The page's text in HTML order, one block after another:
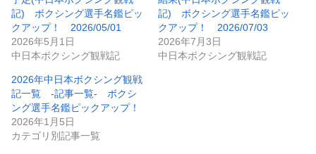
記) ボクシング選手名鑑ピッ
クアップ！ 2026/05/01
2026年5月1日
中日本ボクシング観戦記
記) ボクシング選手名鑑ピッ
クアップ！ 2026/07/03
2026年7月3日
中日本ボクシング観戦記
2026年中日本ボクシング観戦
記一覧 -記事一覧- ボクシ
ング選手名鑑ピックアップ！
2026年1月5日
カテゴリ別記事一覧